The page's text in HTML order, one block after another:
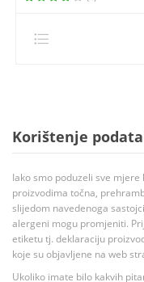
Korištenje
Iako smo poduzeli sve
proizvodima točna,
slijedom navedenoga
alergeni mogu promjeniti.
etiketu tj. deklaraciju
koje su objavljene na web
Ukoliko imate bilo kakvih